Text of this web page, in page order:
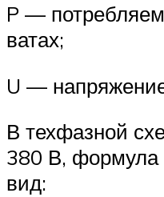
P —
ватах;
U —
В техфазной
380 В,
вид: